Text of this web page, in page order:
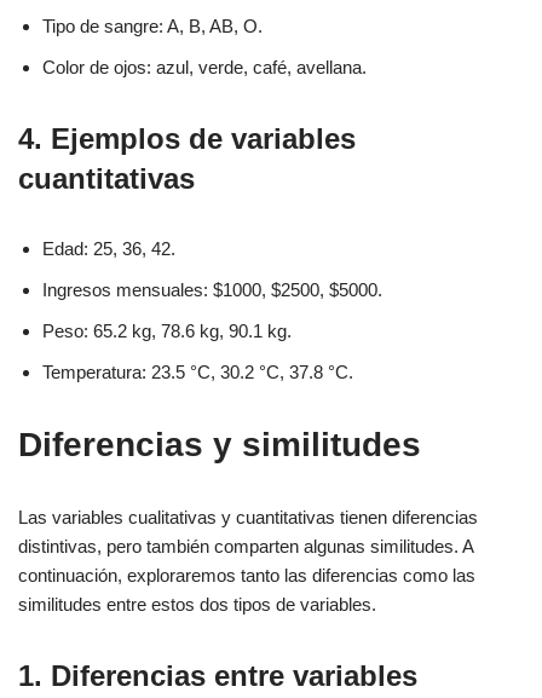
Tipo de sangre: A, B, AB, O.
Color de ojos: azul, verde, café, avellana.
4. Ejemplos de variables
cuantitativas
Edad: 25, 36, 42.
Ingresos mensuales: $1000, $2500, $5000.
Peso: 65.2 kg, 78.6 kg, 90.1 kg.
Temperatura: 23.5 °C, 30.2 °C, 37.8 °C.
Diferencias y similitudes
Las variables cualitativas y cuantitativas tienen diferencias
distintivas, pero también comparten algunas similitudes. A
continuación, exploraremos tanto las diferencias como las
similitudes entre estos dos tipos de variables.
1. Diferencias entre variables